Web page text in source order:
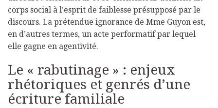
corps social à l’esprit de faiblesse présupposé par le
discours. La prétendue ignorance de Mme Guyon est,
en d’autres termes, un acte performatif par lequel
elle gagne en agentivité.
Le « rabutinage » : enjeux
rhétoriques et genrés d’une
écriture familiale